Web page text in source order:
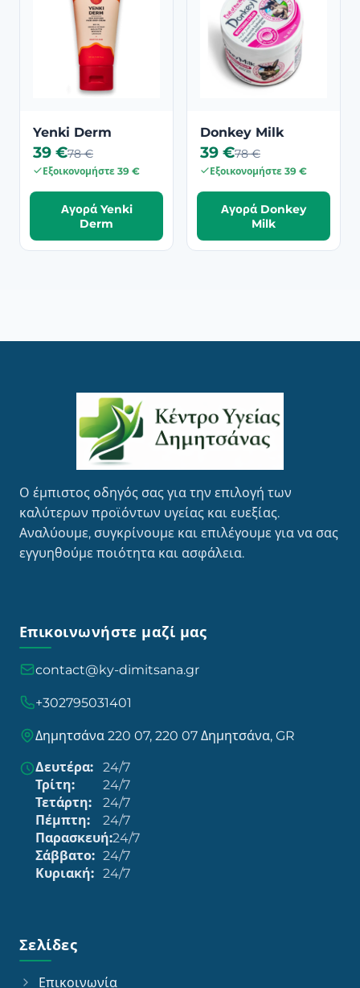
Yenki Derm
39 €78 €
Εξοικονομήστε 39 €
Αγορά Yenki
Derm
Donkey Milk
39 €78 €
Εξοικονομήστε 39 €
Αγορά Donkey
Milk
Ο έμπιστος οδηγός σας για την επιλογή των
καλύτερων προϊόντων υγείας και ευεξίας.
Αναλύουμε, συγκρίνουμε και επιλέγουμε για να σας
εγγυηθούμε ποιότητα και ασφάλεια.
Επικοινωνήστε μαζί μας
contact@ky-dimitsana.gr
+302795031401
Δημητσάνα 220 07, 220 07 Δημητσάνα, GR
Δευτέρα:
24/7
Τρίτη:
24/7
Τετάρτη:
24/7
Πέμπτη:
24/7
Παρασκευή:24/7
Σάββατο: 24/7
Κυριακή: 24/7
Σελίδες
Επικοινωνία